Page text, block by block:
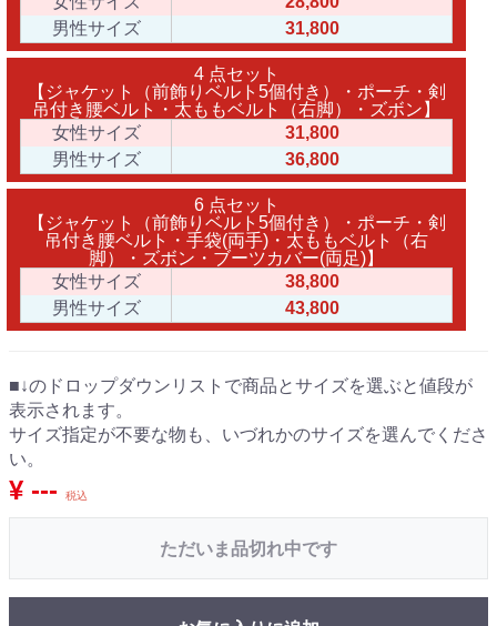
男性サイズ
31,800
4 点セット
【ジャケット（前飾りベルト5個付き）・ポーチ・剣
吊付き腰ベルト・太ももベルト（右脚）・ズボン】
女性サイズ
31,800
男性サイズ
36,800
6 点セット
【ジャケット（前飾りベルト5個付き）・ポーチ・剣
吊付き腰ベルト・手袋(両手)・太ももベルト（右
脚）・ズボン・ブーツカバー(両足)】
女性サイズ
38,800
男性サイズ
43,800
■↓のドロップダウンリストで商品とサイズを選ぶと値段が
表示されます。
サイズ指定が不要な物も、いづれかのサイズを選んでくださ
い。
¥ --- 税込
ただいま品切れ中です